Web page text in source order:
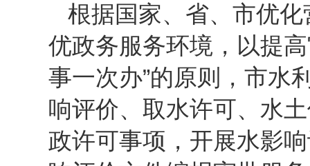
根据国家、省、市优化
优政务服务环境，以提
事一次办”的原则，市水
响评价、取水许可、水
政许可事项，开展水影